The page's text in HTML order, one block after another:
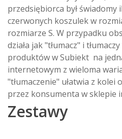
przedsiębiorca był świadomy
czerwonych koszulek w
rozmiarze S. W przypadku
działa jak "tłumacz" i
produktów w Subiekt na
internetowym z wieloma
"tłumaczenie" ułatwia z
przez konsumenta w sklepie
Zestawy